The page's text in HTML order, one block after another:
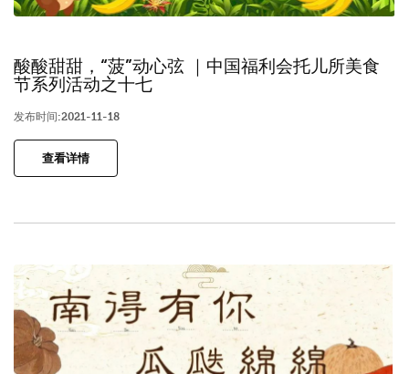
酸酸甜甜，“菠”动心弦 ｜中国福利会托儿所美食
节系列活动之十七
发布时间:2021-11-18
查看详情